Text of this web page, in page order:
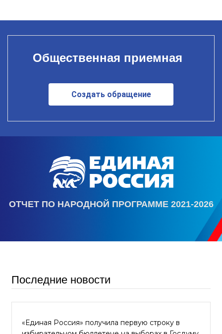
Общественная приемная
Создать обращение
ОТЧЕТ ПО НАРОДНОЙ ПРОГРАММЕ 2021-2026
Последние новости
«Единая Россия» получила первую строку в